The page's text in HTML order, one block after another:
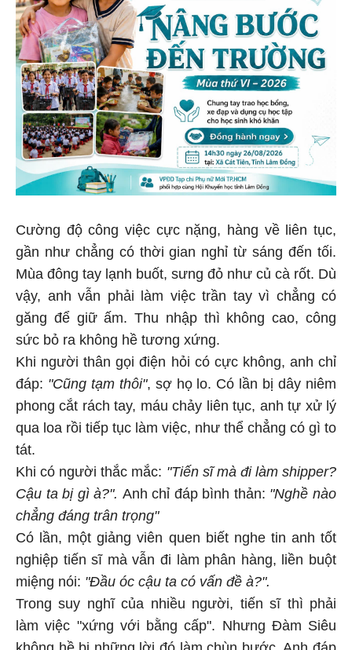
Cường độ công việc cực nặng, hàng về liên tục,
gần như chẳng có thời gian nghỉ từ sáng đến tối.
Mùa đông tay lạnh buốt, sưng đỏ như củ cà rốt. Dù
vậy, anh vẫn phải làm việc trần tay vì chẳng có
găng để giữ ấm. Thu nhập thì không cao, công
sức bỏ ra không hề tương xứng.
Khi người thân gọi điện hỏi có cực không, anh chỉ
đáp: "Cũng tạm thôi", sợ họ lo. Có lần bị dây niêm
phong cắt rách tay, máu chảy liên tục, anh tự xử lý
qua loa rồi tiếp tục làm việc, như thể chẳng có gì to
tát.
Khi có người thắc mắc: "Tiến sĩ mà đi làm shipper?
Cậu ta bị gì à?". Anh chỉ đáp bình thản: "Nghề nào
chẳng đáng trân trọng"
Có lần, một giảng viên quen biết nghe tin anh tốt
nghiệp tiến sĩ mà vẫn đi làm phân hàng, liền buột
miệng nói: "Đầu óc cậu ta có vấn đề à?".
Trong suy nghĩ của nhiều người, tiến sĩ thì phải
làm việc "xứng với bằng cấp". Nhưng Đàm Siêu